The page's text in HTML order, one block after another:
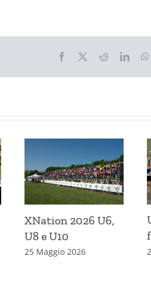
Facebook Reddit
XNation 2026 U6,
U8 e U10
25 Maggio 2026